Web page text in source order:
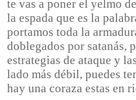
te vas a poner el yelmo
la espada que es la
portamos toda la
doblegados por satanás,
estrategias de ataque y
lado más débil, puedes
hay una coraza estas en